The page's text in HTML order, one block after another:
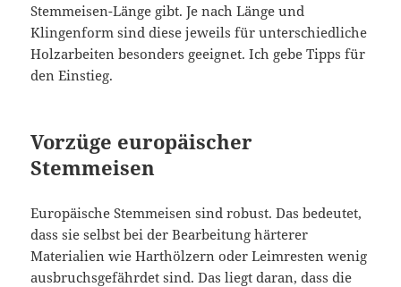
Stemmeisen-Länge gibt. Je nach Länge und
Klingenform sind diese jeweils für unterschiedliche
Holzarbeiten besonders geeignet. Ich gebe Tipps für
den Einstieg.
Vorzüge europäischer
Stemmeisen
Europäische Stemmeisen sind robust. Das bedeutet,
dass sie selbst bei der Bearbeitung härterer
Materialien wie Harthölzern oder Leimresten wenig
ausbruchsgefährdet sind. Das liegt daran, dass die